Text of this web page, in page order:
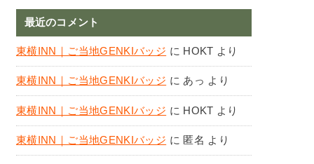
最近のコメント
東横INN｜ご当地GENKIバッジ に HOKT より
東横INN｜ご当地GENKIバッジ に あっ より
東横INN｜ご当地GENKIバッジ に HOKT より
東横INN｜ご当地GENKIバッジ に 匿名 より